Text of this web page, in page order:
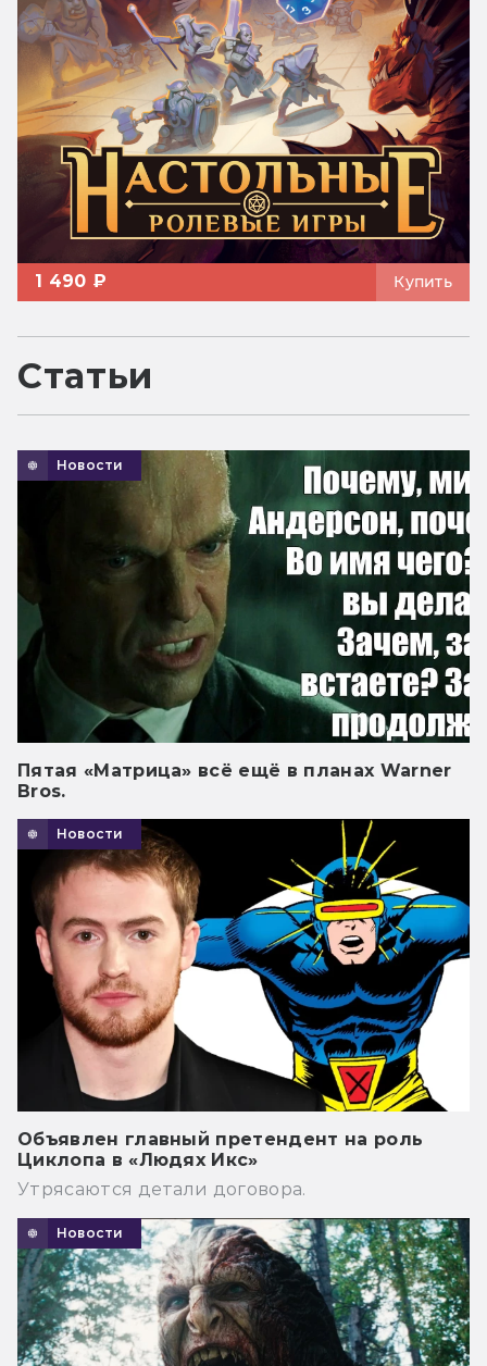
1 490 ₽ Купить
Статьи
Новости
Пятая «Матрица» всё ещё в планах Warner
Bros.
Новости
Объявлен главный претендент на роль
Циклопа в «Людях Икс»
Утрясаются детали договора.
Новости